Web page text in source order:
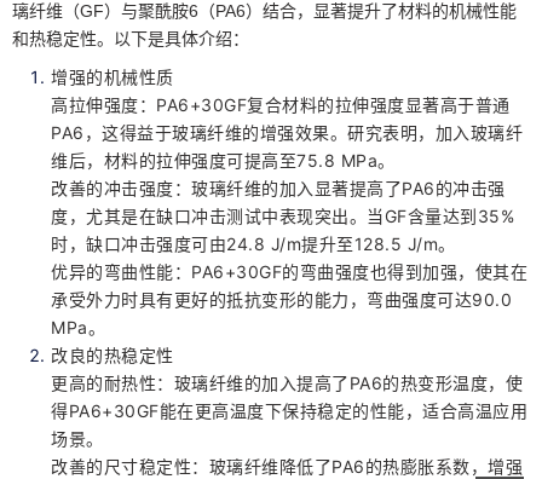
璃纤维（GF）与聚酰胺6（PA6）结合，显著提升了材料的机械性能
和热稳定性。以下是具体介绍：
增强的机械性质
高拉伸强度：PA6+30GF复合材料的拉伸强度显著高于普通
PA6，这得益于玻璃纤维的增强效果。研究表明，加入玻璃纤
维后，材料的拉伸强度可提高至75.8 MPa。
改善的冲击强度：玻璃纤维的加入显著提高了PA6的冲击强
度，尤其是在缺口冲击测试中表现突出。当GF含量达到35%
时，缺口冲击强度可由24.8 J/m提升至128.5 J/m。
优异的弯曲性能：PA6+30GF的弯曲强度也得到加强，使其在
承受外力时具有更好的抵抗变形的能力，弯曲强度可达90.0
MPa。
改良的热稳定性
更高的耐热性：玻璃纤维的加入提高了PA6的热变形温度，使
得PA6+30GF能在更高温度下保持稳定的性能，适合高温应用
场景。
改善的尺寸稳定性：玻璃纤维降低了PA6的热膨胀系数，增强